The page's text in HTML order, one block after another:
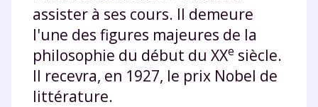
assister à ses cours. Il demeure
l'une des figures majeures de la
philosophie du début du XXe siècle.
Il recevra, en 1927, le prix Nobel de
littérature.